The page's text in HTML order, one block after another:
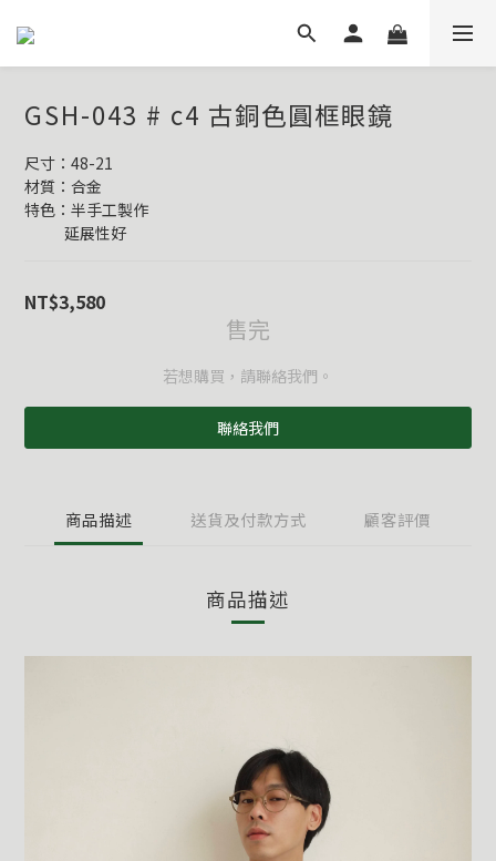
GSH-043 # c4 古銅色圓框眼鏡
尺寸：48-21
材質：合金
特色：半手工製作
            延展性好
NT$3,580
售完
若想購買，請聯絡我們。
聯絡我們
商品描述 送貨及付款方式 顧客評價
商品描述